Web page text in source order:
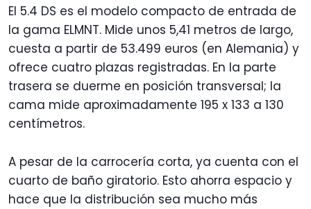
El 5.4 DS es el modelo compacto de entrada de
la gama ELMNT. Mide unos 5,41 metros de largo,
cuesta a partir de 53.499 euros (en Alemania) y
ofrece cuatro plazas registradas. En la parte
trasera se duerme en posición transversal; la
cama mide aproximadamente 195 x 133 a 130
centímetros.
A pesar de la carrocería corta, ya cuenta con el
cuarto de baño giratorio. Esto ahorra espacio y
hace que la distribución sea mucho más